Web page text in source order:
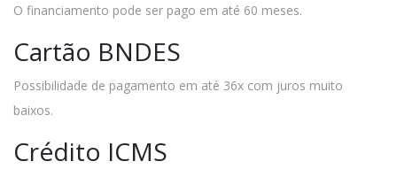
O financiamento pode ser pago em até 60 meses.
Cartão BNDES
Possibilidade de pagamento em até 36x com juros muito
baixos.
Crédito ICMS